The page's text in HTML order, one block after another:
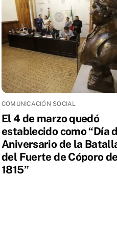
COMUNICACIÓN SOCIAL
El 4 de marzo quedó
establecido como “Día
Aniversario de la
del Fuerte de Cóporo de
1815”